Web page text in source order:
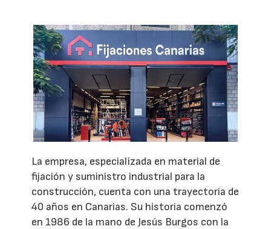
La empresa, especializada en material de
fijación y suministro industrial para la
construcción, cuenta con una trayectoria de
40 años en Canarias. Su historia comenzó
en 1986 de la mano de Jesús Burgos con la